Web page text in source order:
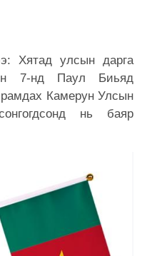
Хятад улсын дарга
7-нд Паул Биьяд
Камерун Улсын
нь баяр